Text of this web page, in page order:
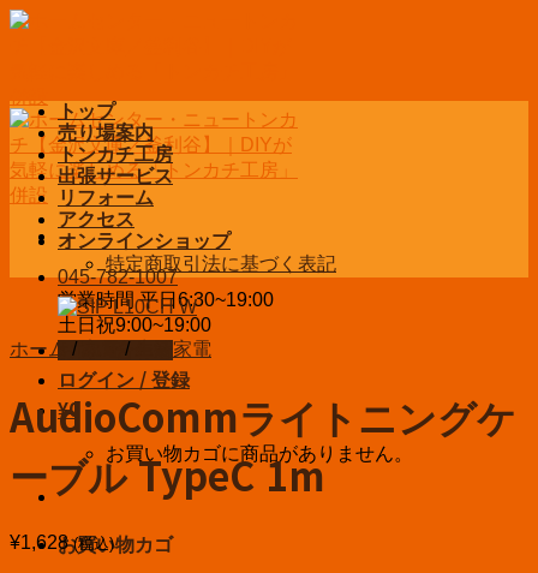
Skip
045-782-1007
営業時間 平日6:30~19:00
土日祝9:00~19:00
お問い合わせ
ログイン / 登録
¥0
お買い物カゴに商品がありません。
お買い物カゴ
トップ
売り場案内
トンカチ工房
出張サービス
リフォーム
アクセス
オンラインショップ
特定商取引法に基づく表記
ホーム / / 生活家電
AudioCommライトニングケ
ーブル TypeC 1m
¥1,628 (税込)